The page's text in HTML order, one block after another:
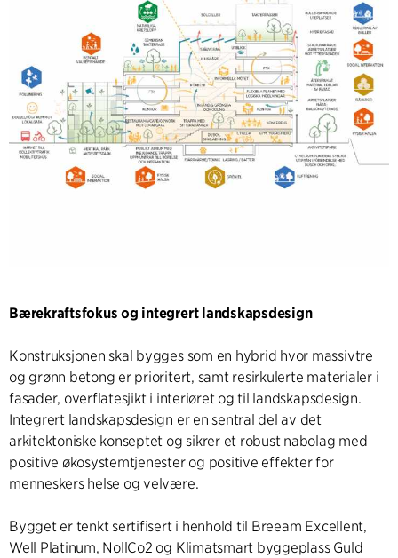
Bærekraftsfokus og integrert landskapsdesign
Konstruksjonen skal bygges som en hybrid hvor massivtre
og grønn betong er prioritert, samt resirkulerte materialer i
fasader, overflatesjikt i interiøret og til landskapsdesign.
Integrert landskapsdesign er en sentral del av det
arkitektoniske konseptet og sikrer et robust nabolag med
positive økosystemtjenester og positive effekter for
menneskers helse og velvære.
Bygget er tenkt sertifisert i henhold til Breeam Excellent,
Well Platinum, NollCo2 og Klimatsmart byggeplass Guld